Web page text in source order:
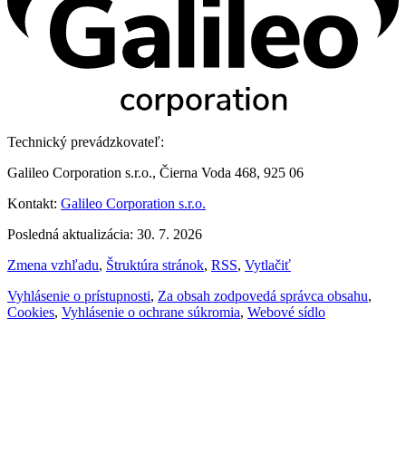
Technický prevádzkovateľ:
Galileo Corporation s.r.o., Čierna Voda 468, 925 06
Kontakt: Galileo Corporation s.r.o.
Posledná aktualizácia: 30. 7. 2026
Zmena vzhľadu, Štruktúra stránok, RSS, Vytlačiť
Vyhlásenie o prístupnosti, Za obsah zodpovedá správca obsahu,
Cookies, Vyhlásenie o ochrane súkromia, Webové sídlo